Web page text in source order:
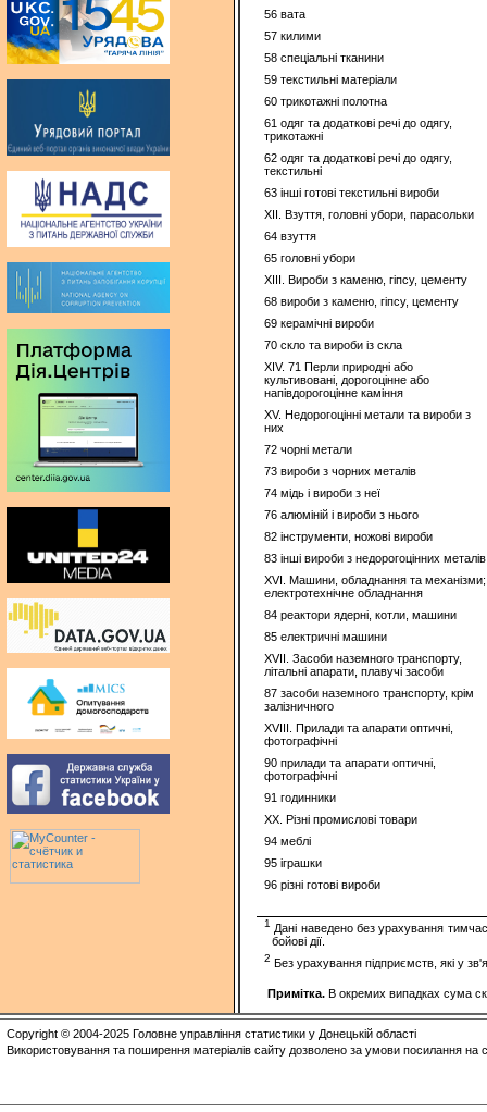
56 вата
57 килими
58 спеціальні тканини
59 текстильні матеріали
60 трикотажні полотна
61 одяг та додаткові речі до одягу,
трикотажні
62 одяг та додаткові речі до одягу,
текстильні
63 інші готові текстильні вироби
XII. Взуття, головні убори, парасольки
64 взуття
65 головні убори
XIII. Вироби з каменю, гіпсу, цементу
68 вироби з каменю, гіпсу, цементу
69 керамічні вироби
70 скло та вироби із скла
XIV. 71 Перли природні або
культивовані, дорогоцінне або
напівдорогоцінне каміння
XV. Недорогоцінні метали та вироби з
них
72 чорні метали
73 вироби з чорних металів
74 мідь i вироби з неї
76 алюміній i вироби з нього
82 інструменти, ножові вироби
83 інші вироби з недорогоцінних металів
XVI. Машини, обладнання та механізми;
електротехнічне обладнання
84 реактори ядерні, котли, машини
85 електричні машини
XVII. Засоби наземного транспорту,
літальні апарати, плавучі засоби
87 засоби наземного транспорту, крім
залізничного
XVIII. Прилади та апарати оптичні,
фотографічні
90 прилади та апарати оптичні,
фотографічні
91 годинники
XX. Різні промислові товари
94 меблі
95 іграшки
96 різні готові вироби
1 Дані наведено без урахування
бойові дії.
2 Без урахування підприємств, які у
Примітка.В окремих випадках сума
Copyright © 2004-2025 Головне управління статистики у Донецькій області
Використовування та поширення матеріалів сайту дозволено за умови посилання на